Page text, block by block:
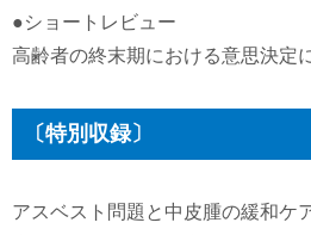
●ショートレビュー
高齢者の終末期における意思決定
〔特別収録〕
アスベスト問題と中皮腫の緩和ケ